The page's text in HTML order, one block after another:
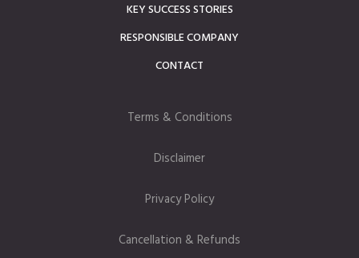
KEY SUCCESS STORIES
RESPONSIBLE COMPANY
CONTACT
Terms & Conditions
Disclaimer
Privacy Policy
Cancellation & Refunds